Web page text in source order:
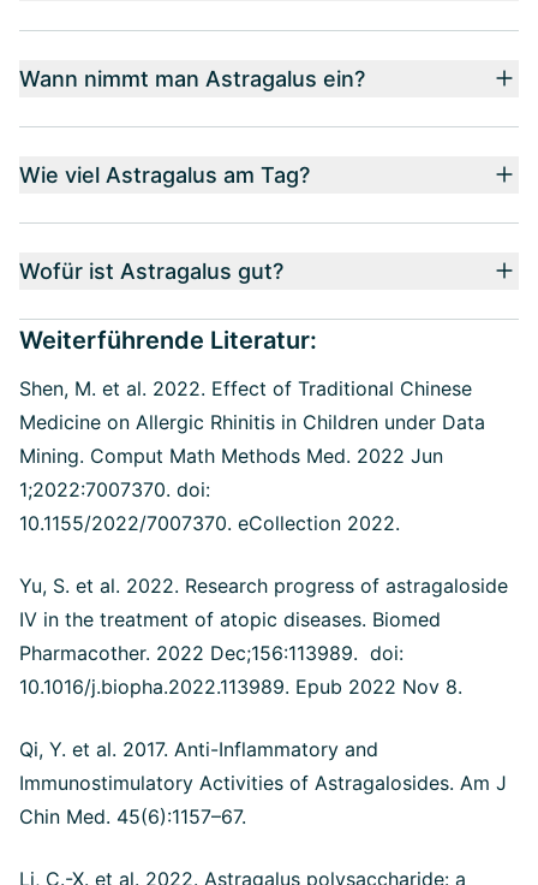
Wann nimmt man Astragalus ein?
Wie viel Astragalus am Tag?
Wofür ist Astragalus gut?
Weiterführende Literatur:
Shen, M. et al. 2022. Effect of Traditional Chinese
Medicine on Allergic Rhinitis in Children under Data
Mining. Comput Math Methods Med. 2022 Jun
1;2022:7007370. doi:
10.1155/2022/7007370. eCollection 2022.
Yu, S. et al. 2022. Research progress of astragaloside
IV in the treatment of atopic diseases. Biomed
Pharmacother. 2022 Dec;156:113989. doi:
10.1016/j.biopha.2022.113989. Epub 2022 Nov 8.
Qi, Y. et al. 2017. Anti-Inflammatory and
Immunostimulatory Activities of Astragalosides. Am J
Chin Med. 45(6):1157–67.
Li, C.-X. et al. 2022. Astragalus polysaccharide: a